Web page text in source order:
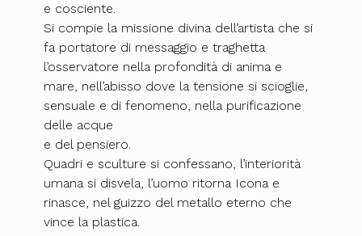
e cosciente.
Si compie la missione divina dell’artista che si
fa portatore di messaggio e traghetta
l’osservatore nella profondità di anima e
mare, nell’abisso dove la tensione si scioglie,
sensuale e di fenomeno, nella purificazione
delle acque
e del pensiero.
Quadri e sculture si confessano, l’interiorità
umana si disvela, l’uomo ritorna Icona e
rinasce, nel guizzo del metallo eterno che
vince la plastica.